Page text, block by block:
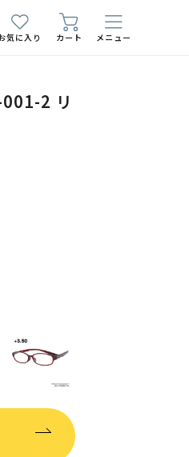
気に入り カート メニュー
2 リ